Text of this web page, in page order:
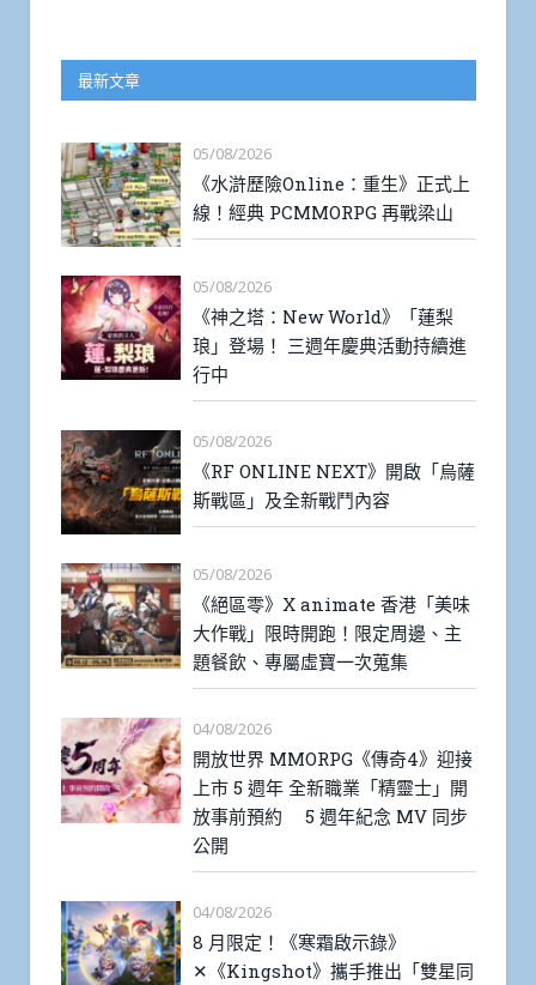
最新文章
05/08/2026
《水滸歷險Online：重生》正式上
線！經典 PCMMORPG 再戰梁山
05/08/2026
《神之塔：New World》「蓮梨
琅」登場！ 三週年慶典活動持續進
行中
05/08/2026
《RF ONLINE NEXT》開啟「烏薩
斯戰區」及全新戰鬥內容
05/08/2026
《絕區零》X animate 香港「美味
大作戰」限時開跑！限定周邊、主
題餐飲、專屬虛寶一次蒐集
04/08/2026
開放世界 MMORPG《傳奇4》迎接
上市 5 週年 全新職業「精靈士」開
放事前預約 5 週年紀念 MV 同步
公開
04/08/2026
8 月限定！《寒霜啟示錄》
✕《Kingshot》攜手推出「雙星同